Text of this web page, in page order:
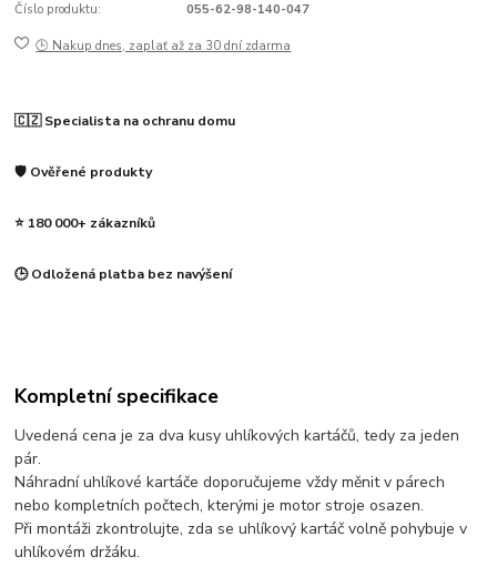
Číslo produktu: 055-62-98-140-047
🕒 Nakup dnes, zaplať až za 30 dní zdarma
🇨🇿 Specialista na ochranu domu
🛡️ Ověřené produkty
⭐ 180 000+ zákazníků
🕒 Odložená platba bez navýšení
Kompletní specifikace
Uvedená cena je za dva kusy uhlíkových kartáčů, tedy za jeden
pár.
Náhradní uhlíkové kartáče doporučujeme vždy měnit v párech
nebo kompletních počtech, kterými je motor stroje osazen.
Při montáži zkontrolujte, zda se uhlíkový kartáč volně pohybuje v
uhlíkovém držáku.